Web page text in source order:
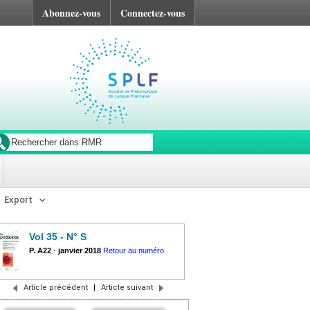
Abonnez-vous Connectez-vous
Export
Vol 35 - N° S
P. A22 - janvier 2018 Retour au numéro
Article précédent | Article suivant